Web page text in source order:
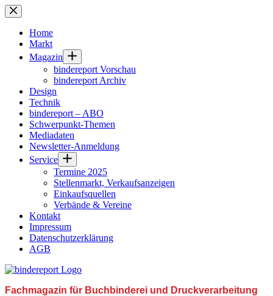
Zum
Inhalt
springenHome
Markt
Magazin
bindereport Vorschau
bindereport Archiv
Design
Technik
bindereport – ABO
Schwerpunkt-Themen
Mediadaten
Newsletter-Anmeldung
Service
Termine 2025
Stellenmarkt, Verkaufsanzeigen
Einkaufsquellen
Verbände & Vereine
Kontakt
Impressum
Datenschutzerklärung
AGB
Fachmagazin für Buchbinderei und Druckverarbeitung